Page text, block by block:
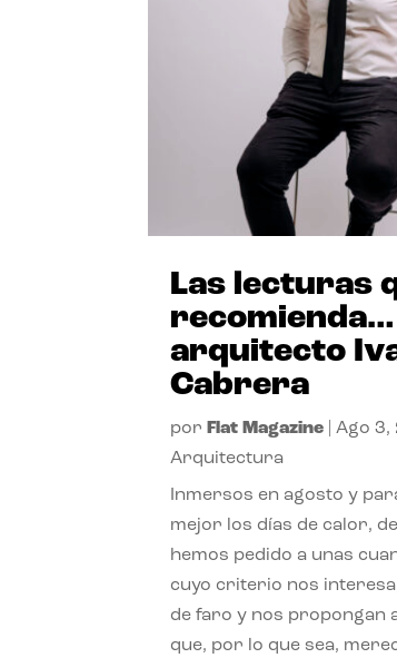
Las lecturas
recomienda…
arquitecto
Cabrera
por Flat Magazine |Ago 3,
Arquitectura
Inmersos en agosto y
mejor los días de calor,
hemos pedido a unas
cuyo criterio nos
de faro y nos propongan
que, por lo que sea,